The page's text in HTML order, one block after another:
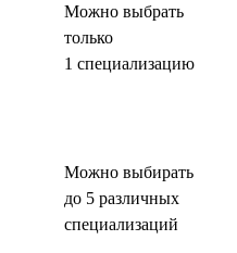
Можно выбрать
только
1 специализацию
Можно выбирать
до 5 различных
специализаций